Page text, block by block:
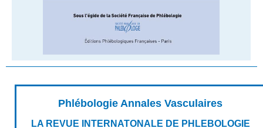
Phlébologie Annales Vasculaires
LA REVUE INTERNATONALE DE PHLEBOLOGIE